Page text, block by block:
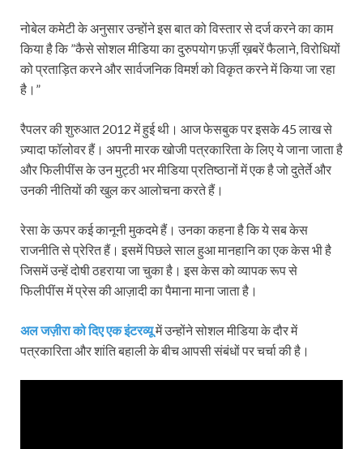
नोबेल कमेटी के अनुसार उन्होंने इस बात को विस्तार से दर्ज करने का काम
किया है कि ”कैसे सोशल मीडिया का दुरुपयोग फ़र्ज़ी ख़बरें फैलाने, विरोधियों
को प्रताड़ित करने और सार्वजनिक विमर्श को विकृत करने में किया जा रहा
है।”
रैपलर की शुरुआत 2012 में हुई थी। आज फेसबुक पर इसके 45 लाख से
ज़्यादा फॉलोवर हैं। अपनी मारक खोजी पत्रकारिता के लिए ये जाना जाता है
और फिलीपींस के उन मुट्ठी भर मीडिया प्रतिष्ठानों में एक है जो दुतेर्ते और
उनकी नीतियों की खुल कर आलोचना करते हैं।
रेसा के ऊपर कई कानूनी मुकदमे हैं। उनका कहना है कि ये सब केस
राजनीति से प्रेरित हैं। इसमें पिछले साल हुआ मानहानि का एक केस भी है
जिसमें उन्हें दोषी ठहराया जा चुका है। इस केस को व्यापक रूप से
फिलीपींस में प्रेस की आज़ादी का पैमाना माना जाता है।
अल जज़ीरा को दिए एक इंटरव्यूमें उन्होंने सोशल मीडिया के दौर में
पत्रकारिता और शांति बहाली के बीच आपसी संबंधों पर चर्चा की है।